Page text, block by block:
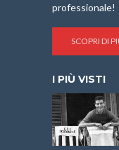
professionale!
SCOPRI DI
I PIÙ VISTI